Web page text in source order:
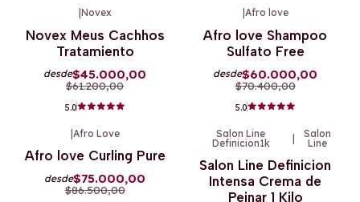
Novex
Novex Meus Cachhos
Tratamiento
desde$45.000,00
$61.200,00
5.0
Afro love
Afro love Shampoo
Sulfato Free
desde$60.000,00
$70.400,00
5.0
Afro Love
Afro love Curling Pure
desde$75.000,00
$86.500,00
-8%OFF
Salon Line
Definicion1k
Salon
Line
Salon Line Definicion
Intensa Crema de
Peinar 1 Kilo